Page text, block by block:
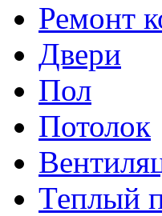
Ремонт
Двери
Пол
Потолок
Теплый